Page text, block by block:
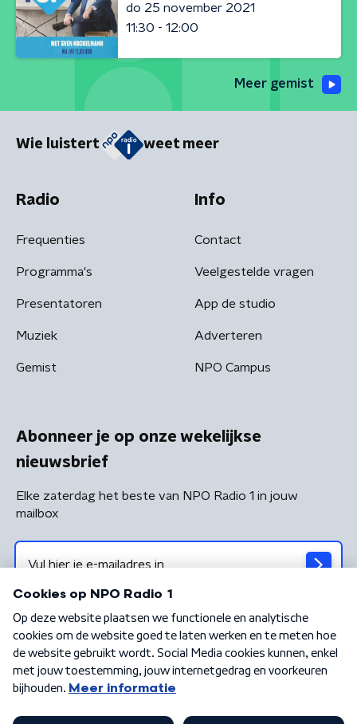
do 25 november 2021
11:30 - 12:00
Meer gemist
Wie luistert weet meer
Radio
Frequenties
Programma's
Presentatoren
Muziek
Gemist
Info
Contact
Veelgestelde vragen
App de studio
Adverteren
NPO Campus
Abonneer je op onze wekelijkse
nieuwsbrief
Elke zaterdag het beste van NPO Radio 1 in jouw
mailbox
Algemene voorwaarden